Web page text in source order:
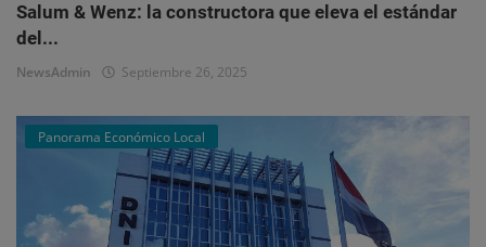
Salum & Wenz: la constructora que eleva el estándar
del...
NewsAdmin Septiembre 26, 2025
Panorama Económico Local